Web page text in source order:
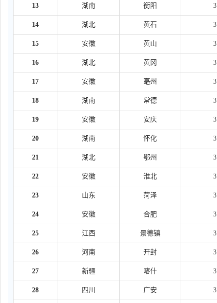
13 湖南 衡阳
14 湖北 黄石
15 安徽 黄山
16 湖北 黄冈
17 安徽 亳州
18 湖南 常德
19 安徽 安庆
20 湖南 怀化
21 湖北 鄂州
22 安徽 淮北
23 山东 菏泽
24 安徽 合肥
25 江西 景德镇
26 河南 开封
27 新疆 喀什
28 四川 广安